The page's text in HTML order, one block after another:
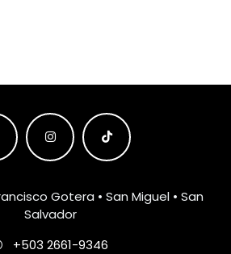
Gotera • San Miguel • San
Salvador
+503 2661-9346